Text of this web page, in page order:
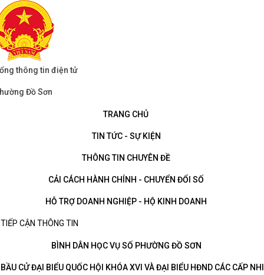
thông tin điện tử
Đồ Sơn
TRANG CHỦ
TIN TỨC - SỰ KIỆN
THÔNG TIN CHUYÊN ĐỀ
CẢI CÁCH HÀNH CHÍNH - CHUYỂN ĐỔI SỐ
HỖ TRỢ DOANH NGHIỆP - HỘ KINH DOANH
TIẾP CẬN THÔNG TIN
BÌNH DÂN HỌC VỤ SỐ PHƯỜNG ĐỒ SƠN
BẦU CỬ ĐẠI BIỂU QUỐC HỘI KHÓA XVI VÀ ĐẠI BIỂU HĐND CÁC CẤP